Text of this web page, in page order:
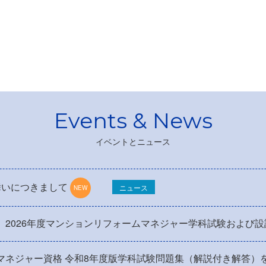
イベントとニュース
につきまして ニュース
2026年度マンションリフォームマネジャー学科試験および
ネジャー資格 令和8年度版学科試験問題集（解説付き解答）